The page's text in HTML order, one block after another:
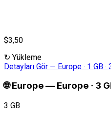
$3,50
↻ Yükleme
Detayları Gör — Europe · 1 GB
🌐 Europe— Europe · 3
3 GB